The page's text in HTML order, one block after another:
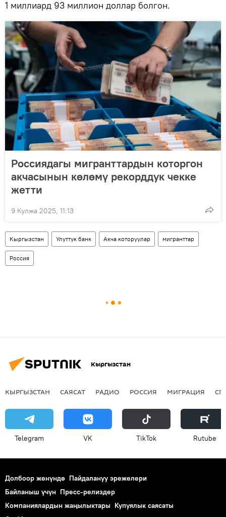
1 миллиард 93 миллион доллар болгон.
Россиядагы мигранттардын которгон
акчасынын көлөмү рекорддук чекке
жетти
9 Кулжа 2025, 11:13
Кыргызстан Улуттук банк Акча которуулар мигранттар
Россия
Кыргызстан
КЫРГЫЗСТАН САЯСАТ РАДИО РОССИЯ МИГРАЦИЯ
Telegram VK ТikТоk Rutube
Долбоор жөнүндө Пайдалануу эрежелери
Байланыш үчүн Пресс-релиздер
Компаниялардын жаңылыктары Купуялык саясаты